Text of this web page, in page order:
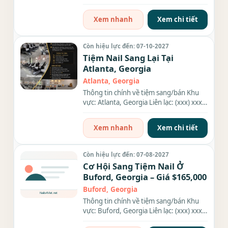
Xem nhanh
Xem chi tiết
Còn hiệu lực đến: 07-10-2027
Tiệm Nail Sang Lại Tại
Atlanta, Georgia
Atlanta, Georgia
Thông tin chính về tiệm sang/bán Khu
vực: Atlanta, Georgia Liên lạc: (xxx) xxx-
Xem nhanh
Xem chi tiết
Còn hiệu lực đến: 07-08-2027
Cơ Hội Sang Tiệm Nail Ở
Buford, Georgia – Giá $165,000
Buford, Georgia
Thông tin chính về tiệm sang/bán Khu
vực: Buford, Georgia Liên lạc: (xxx) xxx-